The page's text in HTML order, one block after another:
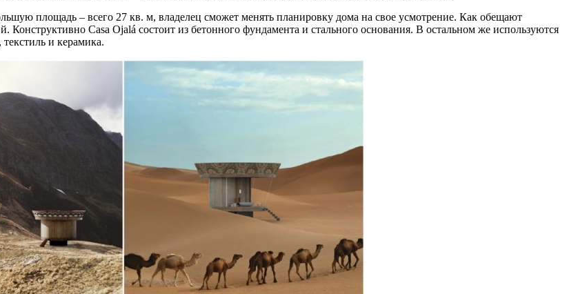
площадь – всего 27 кв. м, владелец сможет менять планировку дома на свое усмотрение. Как обещают
Конструктивно Casa Ojalá состоит из бетонного фундамента и стального основания. В остальном же используются
и керамика.